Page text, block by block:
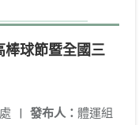
棒球節暨全國三
發布人： 體運組
|